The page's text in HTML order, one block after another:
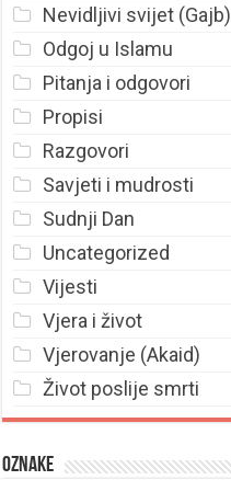
Nevidljivi svijet (Gajb)
Odgoj u Islamu
Pitanja i odgovori
Propisi
Razgovori
Savjeti i mudrosti
Sudnji Dan
Uncategorized
Vijesti
Vjera i život
Vjerovanje (Akaid)
Život poslije smrti
Oznake